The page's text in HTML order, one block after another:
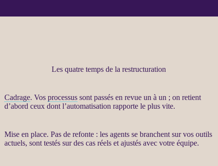
Les quatre temps de la restructuration
Cadrage. Vos processussont passés en revue un à un ; on retient
d’abord ceux dont l’automatisation rapporte le plus vite.
Mise en place. Pas de refonte : les agentsse branchent sur vos outils
actuels, sont testés sur des cas réels et ajustés avec votre équipe.